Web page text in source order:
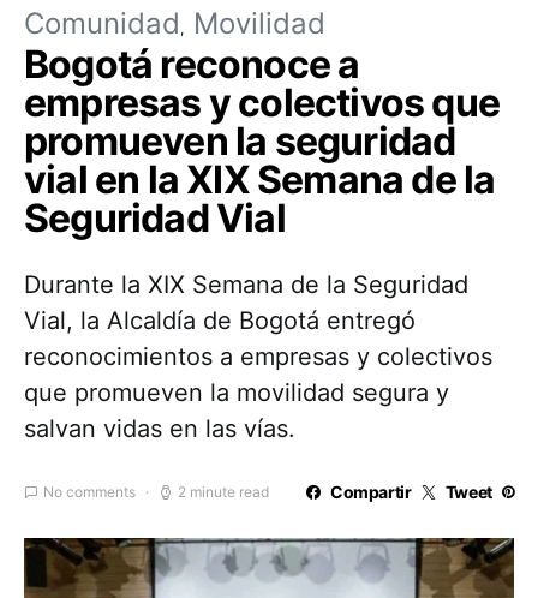
Comunidad Movilidad
Bogotá reconoce a
empresas y colectivos que
promueven la seguridad
vial en la XIX Semana de la
Seguridad Vial
Durante la XIX Semana de la Seguridad
Vial, la Alcaldía de Bogotá entregó
reconocimientos a empresas y colectivos
que promueven la movilidad segura y
salvan vidas en las vías.
No comments 2 minute read Compartir Tweet